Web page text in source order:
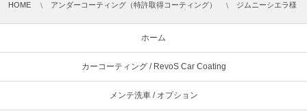
HOME アンダーコーティング（特許取得コーティング） ジムニーシエラ様
ホーム
カーコーティング / RevoS Car Coating
メンテ洗車 / オプション